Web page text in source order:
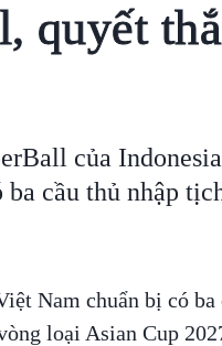
quyết
của
ba cầu thủ nhập
Nam chuẩn bị có
loại Asian Cup